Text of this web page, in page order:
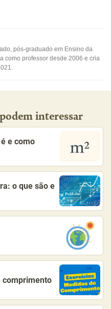
que procuro
pós-graduado em Ensino da
como professor desde 2006 e cria
interessar
e como
o que são e
comprimento